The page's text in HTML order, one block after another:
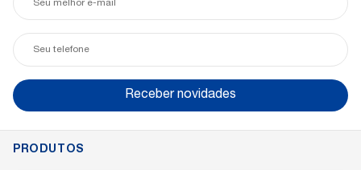
mail
Seu
telefone
Receber novidades
PRODUTOS